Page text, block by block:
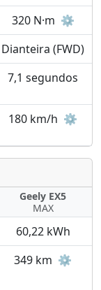
320 N·m ⚙️
Dianteira (FWD)
7,1 segundos
180 km/h ⚙️
Geely EX5
MAX
60,22 kWh
349 km ⚙️